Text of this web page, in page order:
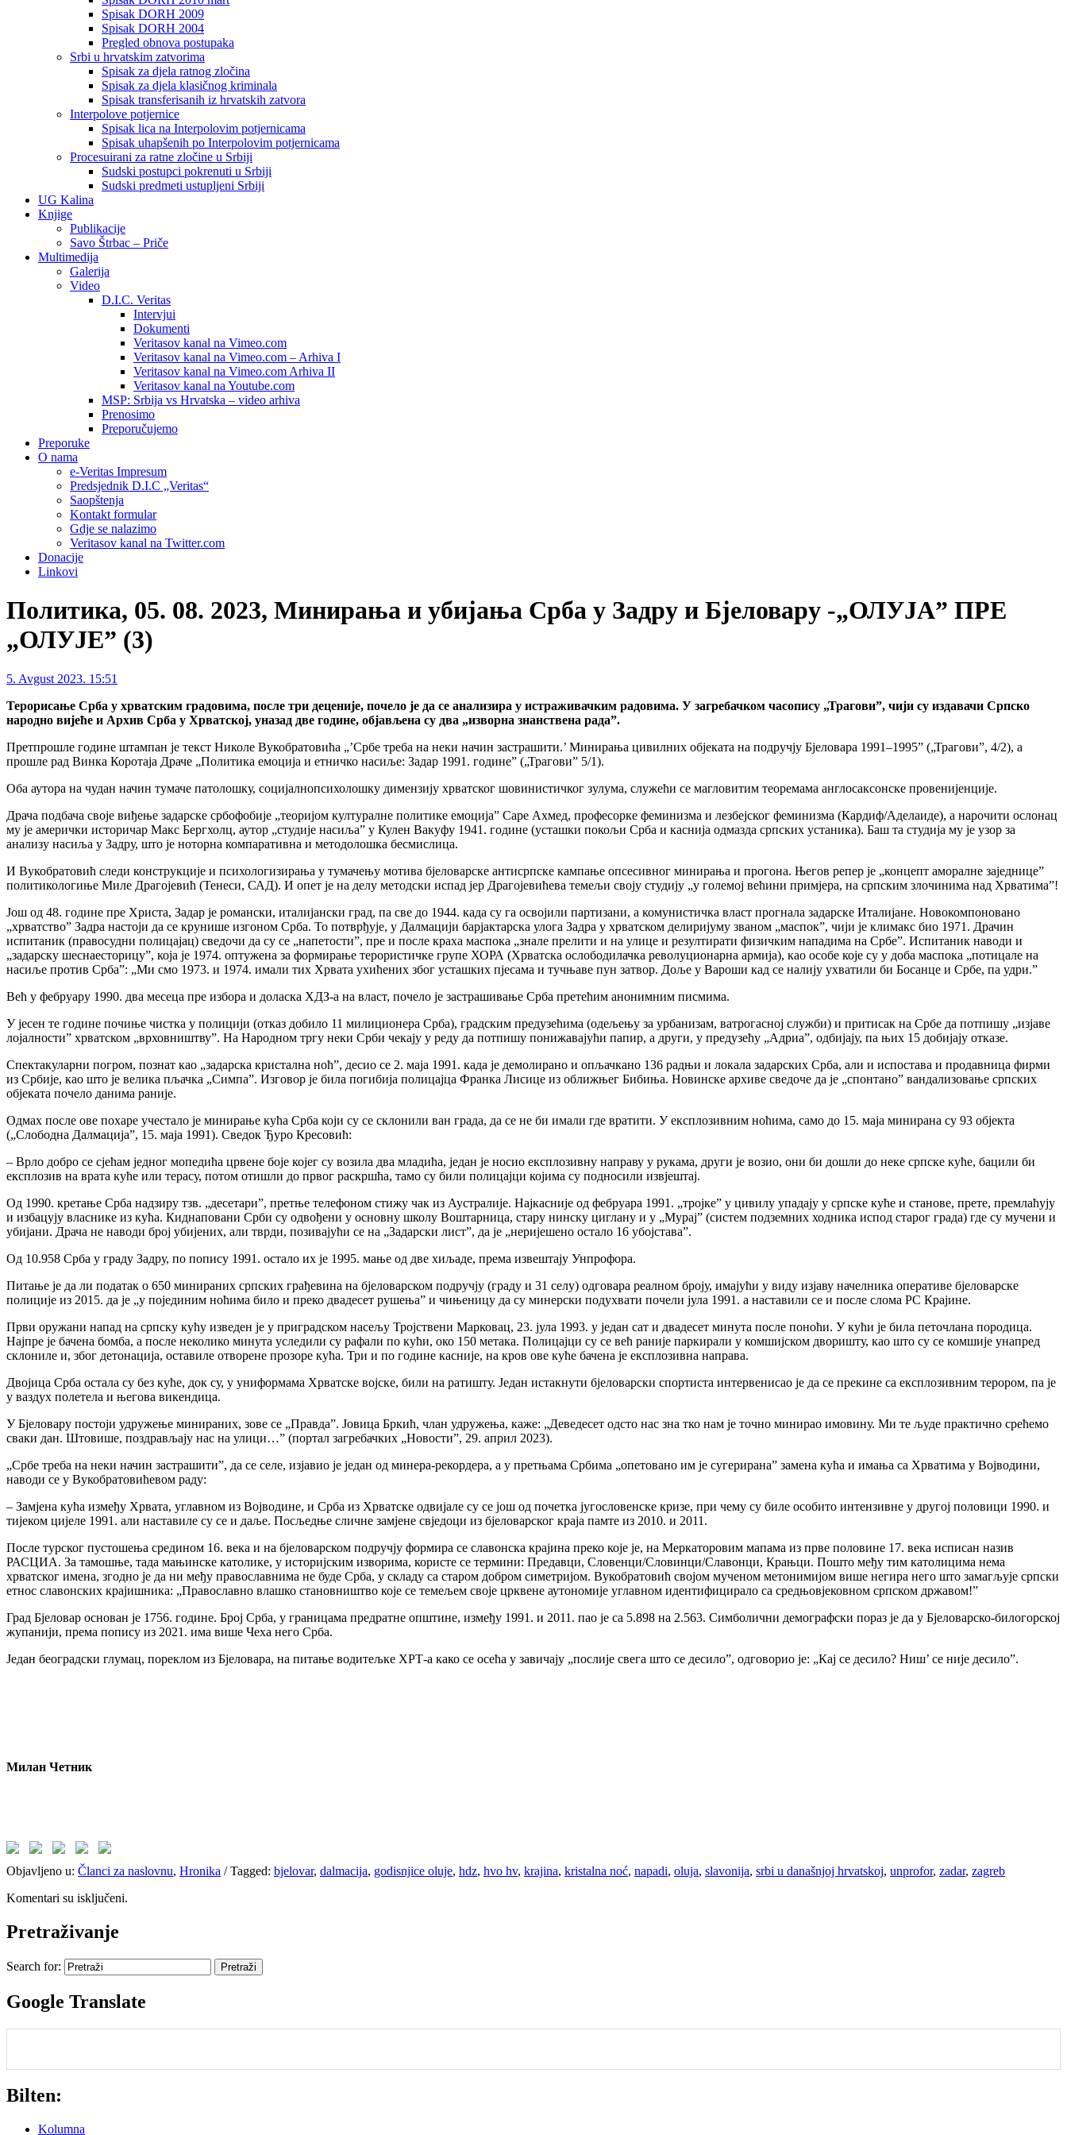
Spisak DORH 2009
Spisak DORH 2004
Pregled obnova postupaka
Srbi u hrvatskim zatvorima
Spisak za djela ratnog zločina
Spisak za djela klasičnog kriminala
Spisak transferisanih iz hrvatskih zatvora
Interpolove potjernice
Spisak lica na Interpolovim potjernicama
Spisak uhapšenih po Interpolovim potjernicama
Procesuirani za ratne zločine u Srbiji
Sudski postupci pokrenuti u Srbiji
Sudski predmeti ustupljeni Srbiji
UG Kalina
Knjige
Publikacije
Savo Štrbac – Priče
Multimedija
Galerija
Video
D.I.C. Veritas
Intervjui
Dokumenti
Veritasov kanal na Vimeo.com
Veritasov kanal na Vimeo.com – Arhiva I
Veritasov kanal na Vimeo.com Arhiva II
Veritasov kanal na Youtube.com
MSP: Srbija vs Hrvatska – video arhiva
Prenosimo
Preporučujemo
Preporuke
O nama
e-Veritas Impresum
Predsjednik D.I.C „Veritas“
Saopštenja
Kontakt formular
Gdje se nalazimo
Veritasov kanal na Twitter.com
Donacije
Linkovi
Политика, 05. 08. 2023, Минирања и убијања Срба у Задру и Бјеловару -„ОЛУЈА” ПРЕ
„ОЛУЈЕ” (3)
5. Avgust 2023. 15:51
Терорисање Срба у хрватским градовима, после три деценије, почело је да се анализира у истраживачким радовима. У загребачком часопису „Трагови”, чији су издавачи Српско
народно вијеће и Архив Срба у Хрватској, уназад две године, објављена су два „изворна знанствена рада”.
Претпрошле године штампан је текст Николе Вукобратовића „’Србе треба на неки начин застрашити.’ Минирања цивилних објеката на подручју Бјеловара 1991–1995” („Трагови”, 4/2), а
прошле рад Винка Коротаја Драче „Политика емоција и етничко насиље: Задар 1991. године” („Трагови” 5/1).
Оба аутора на чудан начин тумаче патолошку, социјалнопсихолошку димензију хрватског шовинистичког зулума, служећи се магловитим теоремама англосаксонске провенијенције.
Драча подбача своје виђење задарске србофобије „теоријом културалне политике емоција” Саре Ахмед, професорке феминизма и лезбејског феминизма (Кардиф/Аделаиде), а нарочити ослонац
му је амерички историчар Макс Бергхолц, аутор „студије насиља” у Кулен Вакуфу 1941. године (усташки покољи Срба и каснија одмазда српских устаника). Баш та студија му је узор за
анализу насиља у Задру, што је ноторна компаративна и методолошка бесмислица.
И Вукобратовић следи конструкције и психологизирања у тумачењу мотива бјеловарске антисрпске кампање опсесивног минирања и прогона. Његов репер је „концепт аморалне заједнице”
политикологиње Миле Драгојевић (Тенеси, САД). И опет је на делу методски испад јер Драгојевићева темељи своју студију „у големој већини примјера, на српским злочинима над Хрватима”!
Још од 48. године пре Христа, Задар је романски, италијански град, па све до 1944. када су га освојили партизани, а комунистичка власт прогнала задарске Италијане. Новокомпоновано
„хрватство” Задра настоји да се крунише изгоном Срба. То потврђује, у Далмацији барјактарска улога Задра у хрватском делиријуму званом „маспок”, чији је климакс био 1971. Драчин
испитаник (правосудни полицајац) сведочи да су се „напетости”, пре и после краха маспока „знале прелити и на улице и резултирати физичким нападима на Србе”. Испитаник наводи и
„задарску шеснаесторицу”, која је 1974. оптужена за формирање терористичке групе ХОРА (Хрватска ослободилачка револуционарна армија), као особе које су у доба маспока „потицале на
насиље против Срба”: „Ми смо 1973. и 1974. имали тих Хрвата ухићених због усташких пјесама и тучњаве пун затвор. Доље у Вароши кад се налију ухватили би Босанце и Србе, па удри.”
Већ у фебруару 1990. два месеца пре избора и доласка ХДЗ-а на власт, почело је застрашивање Срба претећим анонимним писмима.
У јесен те године почиње чистка у полицији (отказ добило 11 милиционера Срба), градским предузећима (одељењу за урбанизам, ватрогасној служби) и притисак на Србе да потпишу „изјаве
лојалности” хрватском „врховништву”. На Народном тргу неки Срби чекају у реду да потпишу понижавајући папир, а други, у предузећу „Адриа”, одбијају, па њих 15 добијају отказе.
Спектакуларни погром, познат као „задарска кристална ноћ”, десио се 2. маја 1991. када је демолирано и опљачкано 136 радњи и локала задарских Срба, али и испостава и продавница фирми
из Србије, као што је велика пљачка „Симпа”. Изговор је била погибија полицајца Франка Лисице из оближњег Бибиња. Новинске архиве сведоче да је „спонтано” вандализовање српских
објеката почело данима раније.
Одмах после ове похаре учестало је минирање кућа Срба који су се склонили ван града, да се не би имали где вратити. У експлозивним ноћима, само до 15. маја минирана су 93 објекта
(„Слободна Далмација”, 15. маја 1991). Сведок Ђуро Кресовић:
– Врло добро се сјећам једног мопедића црвене боје којег су возила два младића, један је носио експлозивну направу у рукама, други је возио, они би дошли до неке српске куће, бацили би
експлозив на врата куће или терасу, потом отишли до првог раскршћа, тамо су били полицајци којима су подносили извјештај.
Од 1990. кретање Срба надзиру тзв. „десетари”, претње телефоном стижу чак из Аустралије. Најкасније од фебруара 1991. „тројке” у цивилу упадају у српске куће и станове, прете, премлаћују
и избацују власнике из кућа. Киднаповани Срби су одвођени у основну школу Воштарница, стару нинску циглану и у „Мурај” (систем подземних ходника испод старог града) где су мучени и
убијани. Драча не наводи број убијених, али тврди, позивајући се на „Задарски лист”, да је „неријешено остало 16 убојстава”.
Од 10.958 Срба у граду Задру, по попису 1991. остало их је 1995. мање од две хиљаде, према извештају Унпрофора.
Питање је да ли податак о 650 минираних српских грађевина на бјеловарском подручју (граду и 31 селу) одговара реалном броју, имајући у виду изјаву начелника оперативе бјеловарске
полиције из 2015. да је „у појединим ноћима било и преко двадесет рушења” и чињеницу да су минерски подухвати почели јула 1991. а наставили се и после слома РС Крајине.
Први оружани напад на српску кућу изведен је у приградском насељу Тројствени Марковац, 23. јула 1993. у један сат и двадесет минута после поноћи. У кући је била петочлана породица.
Најпре је бачена бомба, а после неколико минута уследили су рафали по кући, око 150 метака. Полицајци су се већ раније паркирали у комшијском дворишту, као што су се комшије унапред
склониле и, због детонација, оставиле отворене прозоре кућа. Три и по године касније, на кров ове куће бачена је експлозивна направа.
Двојица Срба остала су без куће, док су, у униформама Хрватске војске, били на ратишту. Један истакнути бјеловарски спортиста интервенисао је да се прекине са експлозивним терором, па је
у ваздух полетела и његова викендица.
У Бјеловару постоји удружење минираних, зове се „Правда”. Јовица Бркић, члан удружења, каже: „Деведесет одсто нас зна тко нам је точно минирао имовину. Ми те људе практично срећемо
сваки дан. Штовише, поздрављају нас на улици…” (портал загребачких „Новости”, 29. април 2023).
„Србе треба на неки начин застрашити”, да се селе, изјавио је један од минера-рекордера, а у претњама Србима „опетовано им је сугерирана” замена кућа и имања са Хрватима у Војводини,
наводи се у Вукобратовићевом раду:
– Замјена кућа између Хрвата, углавном из Војводине, и Срба из Хрватске одвијале су се још од почетка југословенске кризе, при чему су биле особито интензивне у другој половици 1990. и
тијеком цијеле 1991. али наставиле су се и даље. Посљедње сличне замјене свједоци из бјеловарског краја памте из 2010. и 2011.
После турског пустошења средином 16. века и на бјеловарском подручју формира се славонска крајина преко које је, на Меркаторовим мапама из прве половине 17. века исписан назив
РАСЦИА. За тамошње, тада мањинске католике, у историјским изворима, користе се термини: Предавци, Словенци/Словинци/Славонци, Крањци. Пошто међу тим католицима нема
хрватског имена, згодно је да ни међу православнима не буде Срба, у складу са старом добром симетријом. Вукобратовић својом мученом метонимијом више негира него што замагљује српски
етнос славонских крајишника: „Православно влашко становништво које се темељем своје црквене аутономије углавном идентифицирало са средњовјековном српском државом!”
Град Бјеловар основан је 1756. године. Број Срба, у границама предратне општине, између 1991. и 2011. пао је са 5.898 на 2.563. Симболични демографски пораз је да у Бјеловарско-билогорској
жупанији, према попису из 2021. има више Чеха него Срба.
Један београдски глумац, пореклом из Бјеловара, на питање водитељке ХРТ-а како се осећа у завичају „послије свега што се десило”, одговорио је: „Кај се десило? Ниш’ се није десило”.
Милан Четник
Objavljeno u: Članci za naslovnu, Hronika /Tagged: bjelovar, dalmacija, godisnjice oluje, hdz, hvo hv, krajina, kristalna noć, napadi, oluja, slavonija, srbi u današnjoj hrvatskoj, unprofor, zadar, zagreb
Komentari su isključeni.
Pretraživanje
Search for:
Google Translate
Bilten:
Kolumna